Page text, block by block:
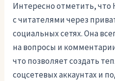
Интересно отметить,
с читателями через
социальных сетях. Она
на вопросы и
что позволяет создать
соцсетевых аккаунтах и